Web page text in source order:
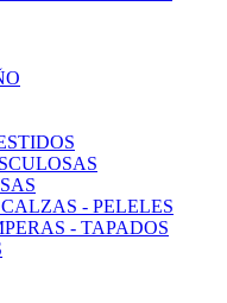
- PELELES
- TAPADOS